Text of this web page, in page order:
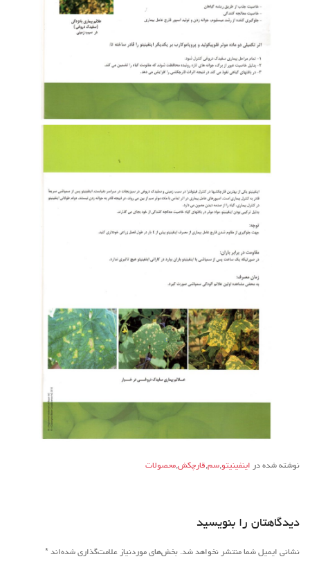
نوشته شده در اینفینیتو,سم,قارچکش,محصولات
دیدگاهتان را بنویسید
نشانی ایمیل شما منتشر نخواهد شد. بخش‌های موردنیاز علامت‌گذاری شده‌اند *